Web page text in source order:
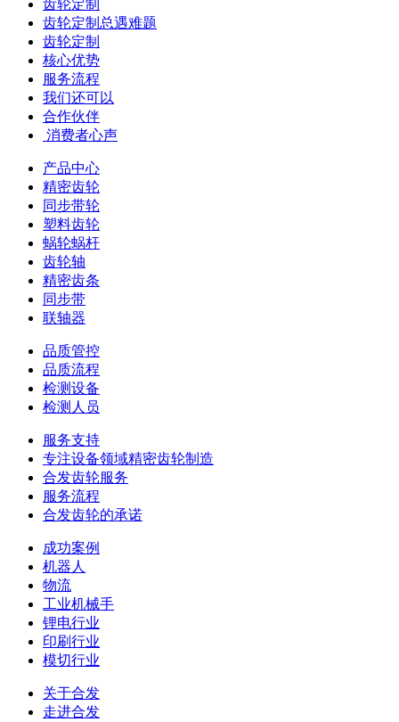
齿轮定制
齿轮定制总遇难题
齿轮定制
核心优势
服务流程
我们还可以
合作伙伴
​ 消费者心声
产品中心
精密齿轮
同步带轮
塑料齿轮
蜗轮蜗杆
齿轮轴
精密齿条
同步带
联轴器
品质管控
品质流程
检测设备
检测人员
服务支持
专注设备领域精密齿轮制造
合发齿轮服务
服务流程
合发齿轮的承诺
成功案例
机器人
物流
工业机械手
锂电行业
印刷行业
模切行业
关于合发
走进合发